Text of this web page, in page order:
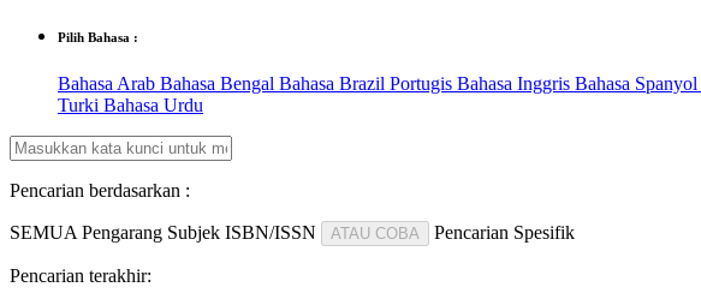
Pilih Bahasa :
Bahasa Arab Bahasa Bengal Bahasa Brazil Portugis Bahasa Inggris Bahasa Spanyol
Turki Bahasa Urdu
Pencarian berdasarkan :
SEMUA Pengarang Subjek ISBN/ISSN ATAU COBA Pencarian Spesifik
Pencarian terakhir: